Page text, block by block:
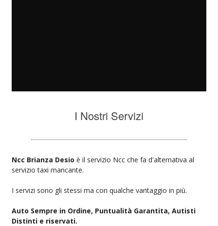
I Nostri Servizi
Ncc Brianza Desio è il servizio Ncc che fa d'alternativa al
servizio taxi mancante.
I servizi sono gli stessi ma con qualche vantaggio in più.
Auto Sempre in Ordine, Puntualità Garantita, Autisti
Distinti e riservati.